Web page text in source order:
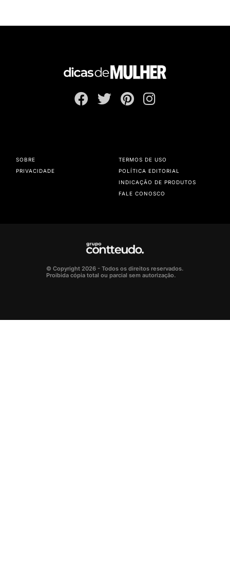
SOBRE
PRIVACIDADE
TERMOS DE USO
POLÍTICA EDITORIAL
INDICAÇÃO DE PRODUTOS
FALE CONOSCO
© Copyright 2026 - Todos os direitos reservados.
Proibida cópia total ou parcial sem autorização.